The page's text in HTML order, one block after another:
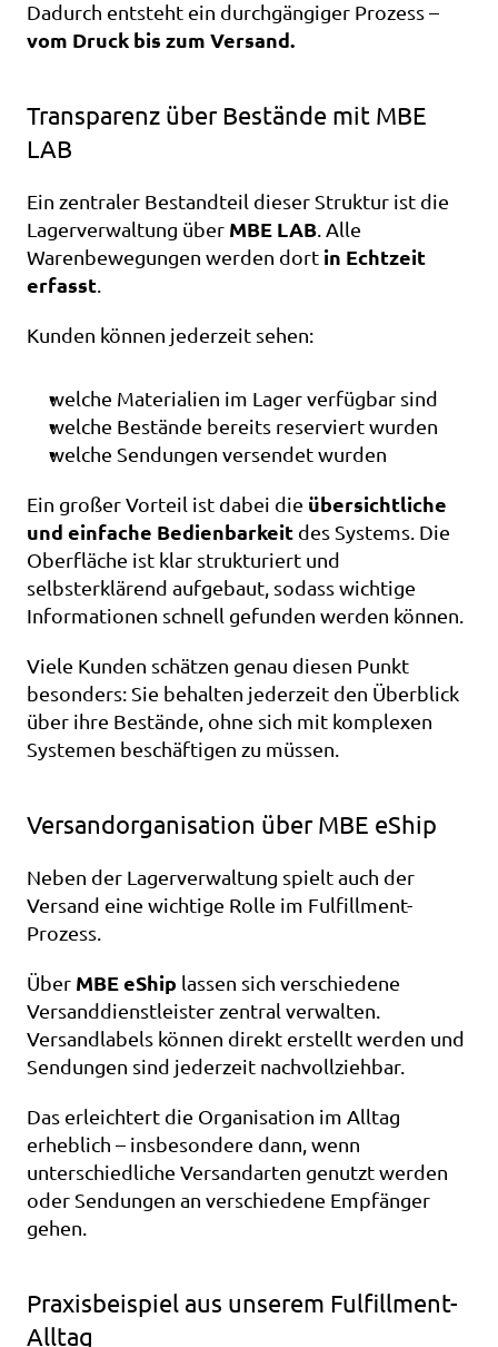
vom Druck bis zum Versand.
Transparenz über Bestände mit MBE
LAB
Ein zentraler Bestandteil dieser Struktur ist die
Lagerverwaltung über MBE LAB . Alle
Warenbewegungen werden dort in Echtzeit
erfasst
Kunden können jederzeit sehen:
welche Materialien im Lager verfügbar sind
welche Bestände bereits reserviert wurden
welche Sendungen versendet wurden
Ein großer Vorteil ist dabei die übersichtliche
und einfache Bedienbarkeit des Systems. Die
Oberfläche ist klar strukturiert und
selbsterklärend aufgebaut, sodass wichtige
Informationen schnell gefunden werden können.
Viele Kunden schätzen genau diesen Punkt
besonders: Sie behalten jederzeit den Überblick
über ihre Bestände, ohne sich mit komplexen
Systemen beschäftigen zu müssen.
Versandorganisation über MBE eShip
Neben der Lagerverwaltung spielt auch der
Versand eine wichtige Rolle im Fulfillment-
Prozess.
Über MBE eShip lassen sich verschiedene
Versanddienstleister zentral verwalten.
Versandlabels können direkt erstellt werden und
Sendungen sind jederzeit nachvollziehbar.
Das erleichtert die Organisation im Alltag
erheblich – insbesondere dann, wenn
unterschiedliche Versandarten genutzt werden
oder Sendungen an verschiedene Empfänger
gehen.
Praxisbeispiel aus unserem Fulfillment-
Alltag